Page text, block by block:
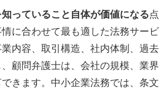
っていること自体が価値になる
に合わせて最も適した法務サー
内容、取引構造、社内体制、過
顧問弁護士は、会社の規模、業
きます。中小企業法務では、条文